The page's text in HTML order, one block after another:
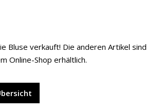
Bluse verkauft! Die anderen Artikel sind
Online-Shop erhältlich.